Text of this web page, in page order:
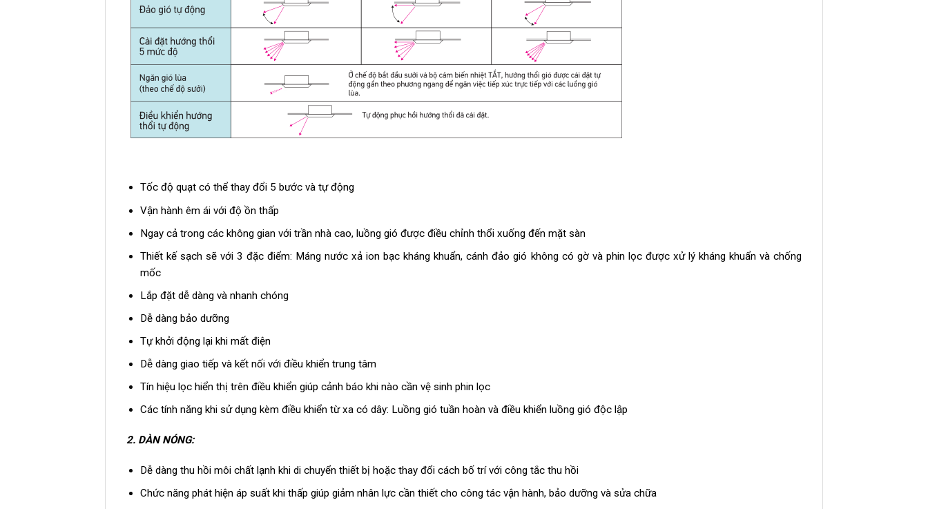
Tốc độ quạt có thể thay đổi 5 bước và tự động
Vận hành êm ái với độ ồn thấp
Ngay cả trong các không gian với trần nhà cao, luồng gió được điều chỉnh thổi xuống đến mặt sàn
Thiết kế sạch sẽ với 3 đặc điểm: Máng nước xả ion bạc kháng khuẩn, cánh đảo gió không có gờ và phin lọc được xử lý kháng khuẩn và chống
mốc
Lắp đặt dễ dàng và nhanh chóng
Dễ dàng bảo dưỡng
Tự khởi động lại khi mất điện
Dễ dàng giao tiếp và kết nối với điều khiển trung tâm
Tín hiệu lọc hiển thị trên điều khiển giúp cảnh báo khi nào cần vệ sinh phin lọc
Các tính năng khi sử dụng kèm điều khiển từ xa có dây: Luồng gió tuần hoàn và điều khiển luồng gió độc lập
2. DÀN NÓNG:
Dễ dàng thu hồi môi chất lạnh khi di chuyển thiết bị hoặc thay đổi cách bố trí với công tắc thu hồi
Chức năng phát hiện áp suất khi thấp giúp giảm nhân lực cần thiết cho công tác vận hành, bảo dưỡng và sửa chữa